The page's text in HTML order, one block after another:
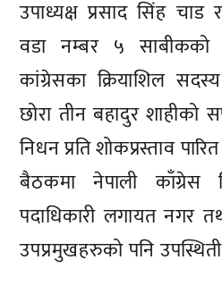
उपाध्यक्ष प्रसाद सिंह चाड
वडा नम्बर ५ साबीकको
कांग्रेसका क्रियाशिल
छोरा तीन बहादुर शाहीको
निधन प्रति शोकप्रस्ताव
बैठकमा नेपाली काँग्रेस
पदाधिकारी लगायत नगर
उपप्रमुखहरुको पनि